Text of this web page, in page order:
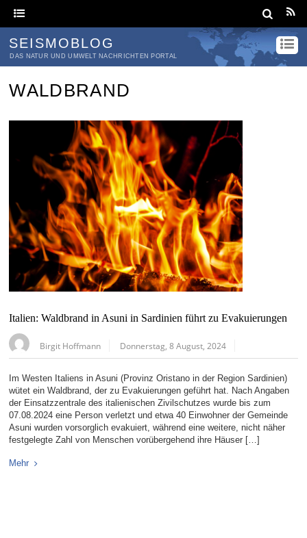
SEISMOBLOG
DAS NATUR UND UMWELT NACHRICHTEN PORTAL
WALDBRAND
Italien: Waldbrand in Asuni in Sardinien führt zu Evakuierungen
Birgit Hoffmann Donnerstag, 8 August, 2024
Im Westen Italiens in Asuni (Provinz Oristano in der Region Sardinien)
wütet ein Waldbrand, der zu Evakuierungen geführt hat. Nach Angaben
der Einsatzzentrale des italienischen Zivilschutzes wurde bis zum
07.08.2024 eine Person verletzt und etwa 40 Einwohner der Gemeinde
Asuni wurden vorsorglich evakuiert, während eine weitere, nicht näher
festgelegte Zahl von Menschen vorübergehend ihre Häuser […]
Mehr